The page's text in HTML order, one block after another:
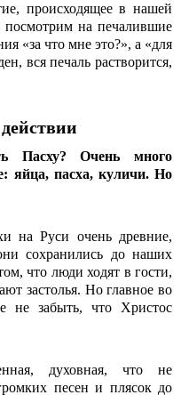
происходящее в нашей
на печалившие
«за что мне это?», а «для
вся печаль растворится,
Пасху? Очень много
яйца, пасха, куличи. Но
на Руси очень древние,
сохранились до наших
что люди ходят в гости,
застолья. Но главное во
не забыть, что Христос
духовная, что не
песен и плясок до